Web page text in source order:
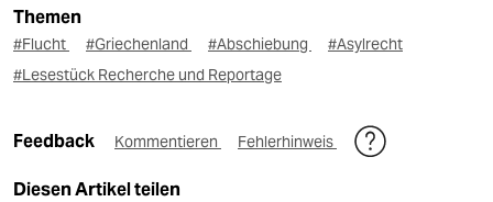
Themen
#Flucht #Griechenland #Abschiebung
#Asylrecht
#Lesestück Recherche und Reportage
Feedback Kommentieren Fehlerhinweis
Diesen Artikel teilen